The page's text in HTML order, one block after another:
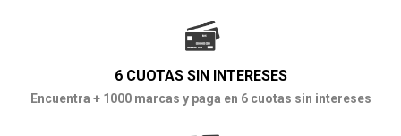
6 CUOTAS SIN INTERESES
Encuentra + 1000 marcas y paga en 6 cuotas sin intereses